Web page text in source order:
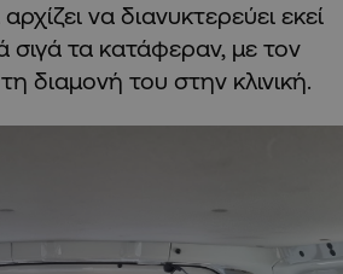
να διανυκτερεύει εκεί
σιγά τα κατάφεραν, με τον
διαμονή του στην κλινική.